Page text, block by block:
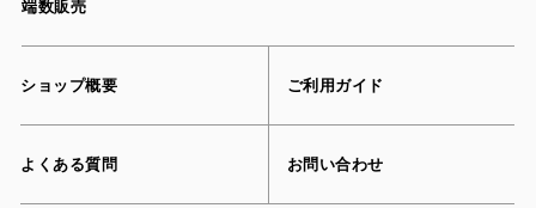
端数販売
ショップ概要 ご利用ガイド
よくある質問 お問い合わせ